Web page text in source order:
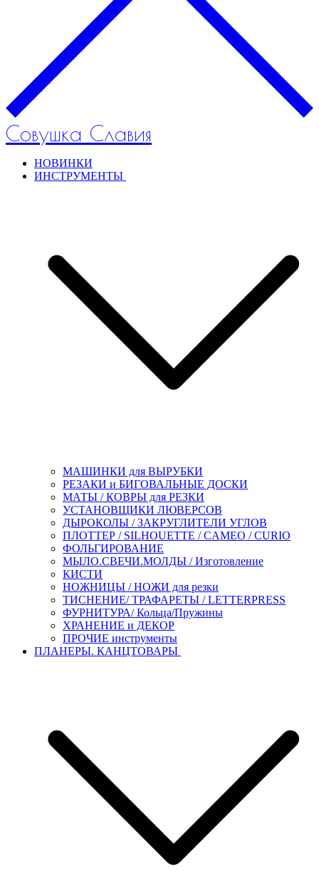
Совушка Славия
НОВИНКИ
ИНСТРУМЕНТЫ
МАШИНКИ для ВЫРУБКИ
РЕЗАКИ и БИГОВАЛЬНЫЕ ДОСКИ
МАТЫ / КОВРЫ для РЕЗКИ
УСТАНОВЩИКИ ЛЮВЕРСОВ
ДЫРОКОЛЫ / ЗАКРУГЛИТЕЛИ УГЛОВ
ПЛОТТЕР / SILHOUETTE / CAMEO / CURIO
ФОЛЬГИРОВАНИЕ
МЫЛО.СВЕЧИ.МОЛДЫ / Изготовление
КИСТИ
НОЖНИЦЫ / НОЖИ для резки
ТИСНЕНИЕ/ ТРАФАРЕТЫ / LETTERPRESS
ФУРНИТУРА/ Кольца/Пружины
ХРАНЕНИЕ и ДЕКОР
ПРОЧИЕ инструменты
ПЛАНЕРЫ. КАНЦТОВАРЫ